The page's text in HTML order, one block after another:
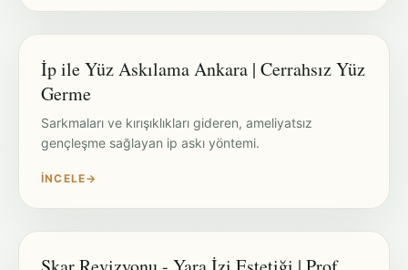
İp ile Yüz Askılama Ankara | Cerrahsız Yüz
Germe
Sarkmaları ve kırışıklıkları gideren, ameliyatsız
gençleşme sağlayan ip askı yöntemi.
İNCELE→